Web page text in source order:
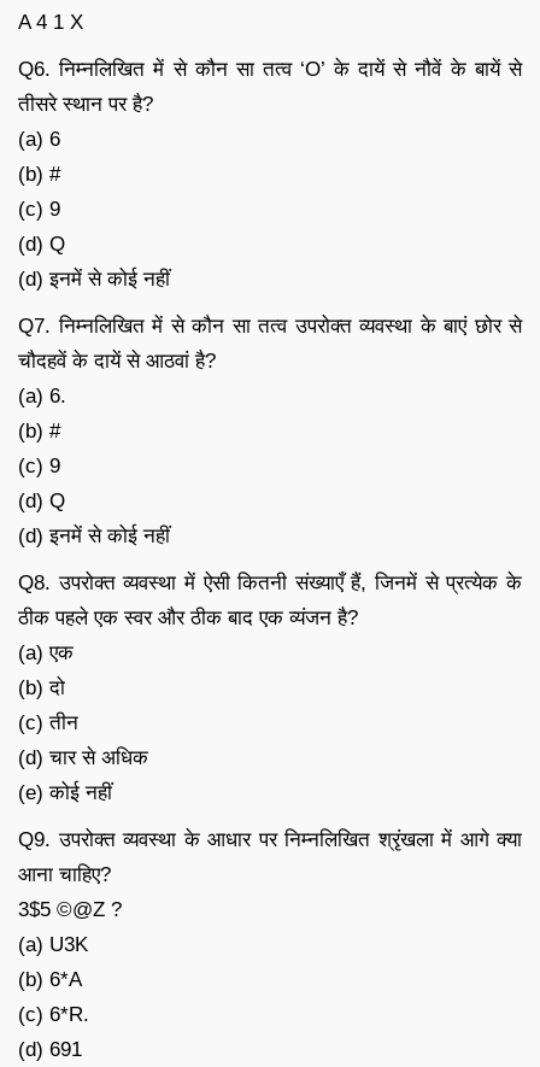
A 4 1 X
Q6. निम्नलिखित में से कौन सा तत्व ‘O’ के दायें से नौवें के बायें से
तीसरे स्थान पर है?
(a) 6
(b) #
(c) 9
(d) Q
(d) इनमें से कोई नहीं
Q7. निम्नलिखित में से कौन सा तत्व उपरोक्त व्यवस्था के बाएं छोर से
चौदहवें के दायें से आठवां है?
(a) 6.
(b) #
(c) 9
(d) Q
(d) इनमें से कोई नहीं
Q8. उपरोक्त व्यवस्था में ऐसी कितनी संख्याएँ हैं, जिनमें से प्रत्येक के
ठीक पहले एक स्वर और ठीक बाद एक व्यंजन है?
(a) एक
(b) दो
(c) तीन
(d) चार से अधिक
(e) कोई नहीं
Q9. उपरोक्त व्यवस्था के आधार पर निम्नलिखित श्रृंखला में आगे क्या
आना चाहिए?
3$5 ©@Z ?
(a) U3K
(b) 6*A
(c) 6*R.
(d) 691